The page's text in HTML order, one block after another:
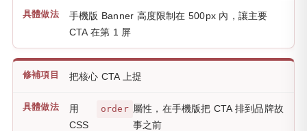
手機版 Banner 高度限制在 500px 內，讓主要
CTA 在第 1 屏
把核心 CTA 上提
用
CSS
order 屬性，在手機版把 CTA 排到品牌故
事之前